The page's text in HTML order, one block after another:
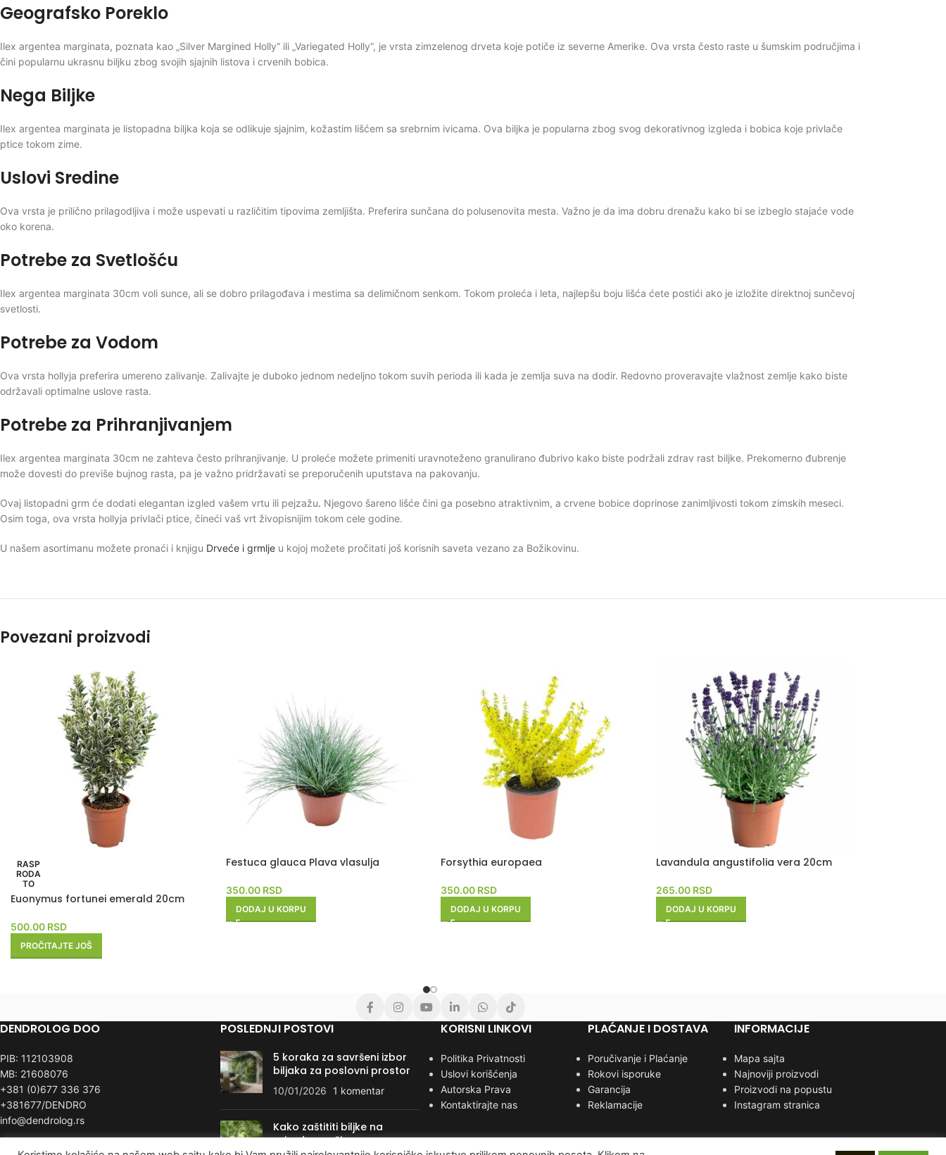
Geografsko Poreklo
Ilex argentea marginata, poznata kao „Silver Margined Holly“ ili „Variegated Holly“, je vrsta zimzelenog drveta koje potiče iz severne Amerike. Ova vrsta često raste u šumskim područjima i
čini popularnu ukrasnu biljku zbog svojih sjajnih listova i crvenih bobica.
Nega Biljke
Ilex argentea marginata je listopadna biljka koja se odlikuje sjajnim, kožastim lišćem sa srebrnim ivicama. Ova biljka je popularna zbog svog dekorativnog izgleda i bobica koje privlače
ptice tokom zime.
Uslovi Sredine
Ova vrsta je prilično prilagodljiva i može uspevati u različitim tipovima zemljišta. Preferira sunčana do polusenovita mesta. Važno je da ima dobru drenažu kako bi se izbeglo stajaće vode
oko korena.
Potrebe za Svetlošću
Ilex argentea marginata 30cm voli sunce, ali se dobro prilagođava i mestima sa delimičnom senkom. Tokom proleća i leta, najlepšu boju lišća ćete postići ako je izložite direktnoj sunčevoj
svetlosti.
Potrebe za Vodom
Ova vrsta hollyja preferira umereno zalivanje. Zalivajte je duboko jednom nedeljno tokom suvih perioda ili kada je zemlja suva na dodir. Redovno proveravajte vlažnost zemlje kako biste
održavali optimalne uslove rasta.
Potrebe za Prihranjivanjem
Ilex argentea marginata 30cm ne zahteva često prihranjivanje. U proleće možete primeniti uravnoteženo granulirano đubrivo kako biste podržali zdrav rast biljke. Prekomerno đubrenje
može dovesti do previše bujnog rasta, pa je važno pridržavati se preporučenih uputstava na pakovanju.
Ovaj listopadni grm će dodati elegantan izgled vašem vrtu ili pejzažu. Njegovo šareno lišće čini ga posebno atraktivnim, a crvene bobice doprinose zanimljivosti tokom zimskih meseci.
Osim toga, ova vrsta hollyja privlači ptice, čineći vaš vrt živopisnijim tokom cele godine.
U našem asortimanu možete pronaći i knjigu Drveće i grmlje u kojoj možete pročitati još korisnih saveta vezano za Božikovinu.
Povezani proizvodi
RASP
RODA
TO
Euonymus fortunei emerald 20cm
500.00 RSD
PROČITAJTE JOŠ
Festuca glauca Plava vlasulja
350.00 RSD
DODAJ U KORPU
Forsythia europaea
350.00 RSD
DODAJ U KORPU
Lavandula angustifolia vera 20cm
265.00 RSD
DODAJ U KORPU
DENDROLOG DOO
PIB: 112103908
MB: 21608076
+381 (0)677 336 376
+381677/DENDRO
info@dendrolog.rs
POSLEDNJI POSTOVI
5 koraka za savršeni izbor
biljaka za poslovni prostor
10/01/2026 1 komentar
Kako zaštititi biljke na
prirodan način
KORISNI LINKOVI
Politika Privatnosti
Uslovi korišćenja
Autorska Prava
Kontaktirajte nas
PLAĆANJE I DOSTAVA
Poručivanje i Plaćanje
Rokovi isporuke
Garancija
Reklamacije
INFORMACIJE
Mapa sajta
Najnoviji proizvodi
Proizvodi na popustu
Instagram stranica